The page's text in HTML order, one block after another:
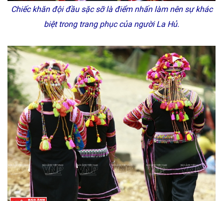
Chiếc khăn đội đầu sặc sỡ là điểm nhấn làm nên sự khác
biệt trong trang phục của người La Hủ.